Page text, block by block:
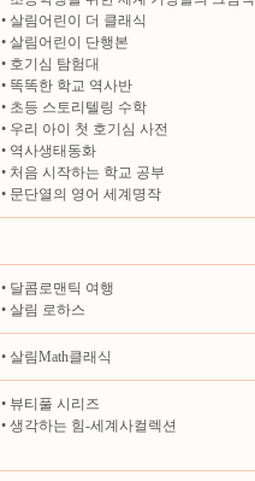
• 살림어린이 더 클래식
• 살림어린이 단행본
• 호기심 탐험대
• 똑똑한 학교 역사반
• 초등 스토리텔링 수학
• 우리 아이 첫 호기심 사전
• 역사생태동화
• 처음 시작하는 학교 공부
• 문단열의 영어 세계명작
• 달콤로맨틱 여행
• 살림 로하스
• 살림Math클래식
• 뷰티풀 시리즈
• 생각하는 힘-세계사컬렉션